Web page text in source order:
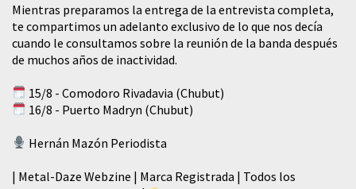
Mientras preparamos la entrega de la entrevista completa,
te compartimos un adelanto exclusivo de lo que nos decía
cuando le consultamos sobre la reunión de la banda después
de muchos años de inactividad.
15/8 - Comodoro Rivadavia (Chubut)
16/8 - Puerto Madryn (Chubut)
Hernán Mazón Periodista
| Metal-Daze Webzine | Marca Registrada | Todos los